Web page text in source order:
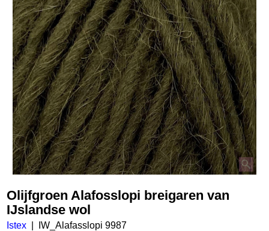
Olijfgroen Alafosslopi breigaren van
IJslandse wol
Istex IW_Alafasslopi 9987